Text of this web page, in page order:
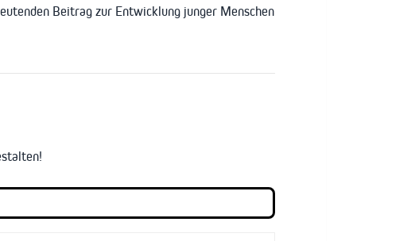
Beitrag zur Entwicklung junger Menschen